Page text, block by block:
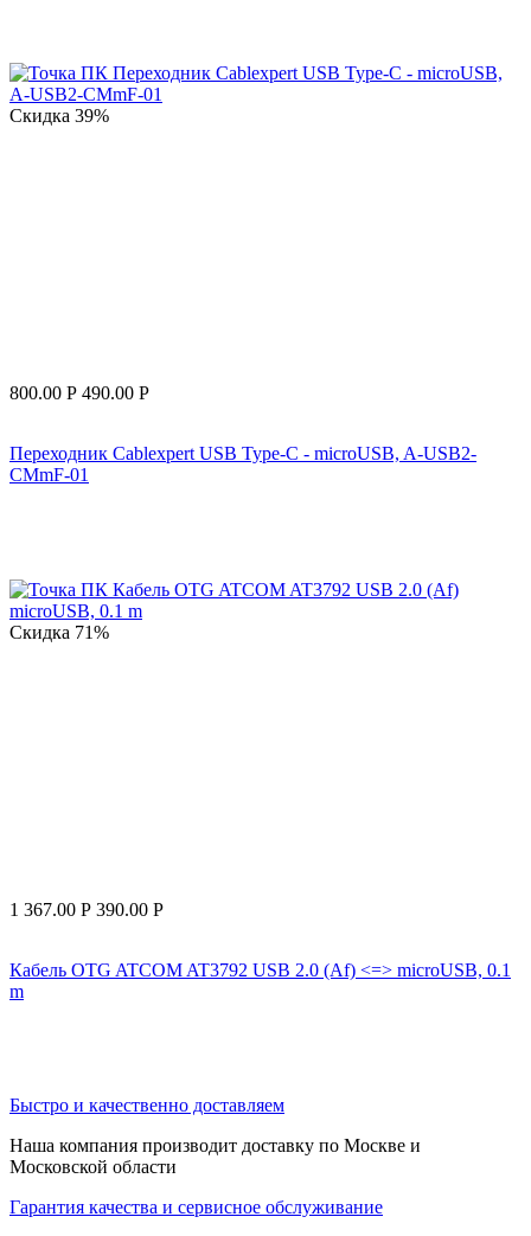
Скидка 39%
800.00 Р 490.00 Р
Переходник Cablexpert USB Type-C - microUSB, A-USB2-
CMmF-01
Скидка 71%
1 367.00 Р 390.00 Р
Кабель OTG ATCOM AT3792 USB 2.0 (Af) <=> microUSB, 0.1
m
Быстро и качественно доставляем
Наша компания производит доставку по Москве и
Московской области
Гарантия качества и сервисное обслуживание